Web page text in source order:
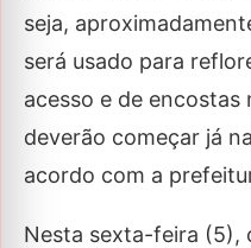
seja,
será usado para
acesso e de encostas
deverão começar já
acordo com a
Nesta sexta-feira (5),